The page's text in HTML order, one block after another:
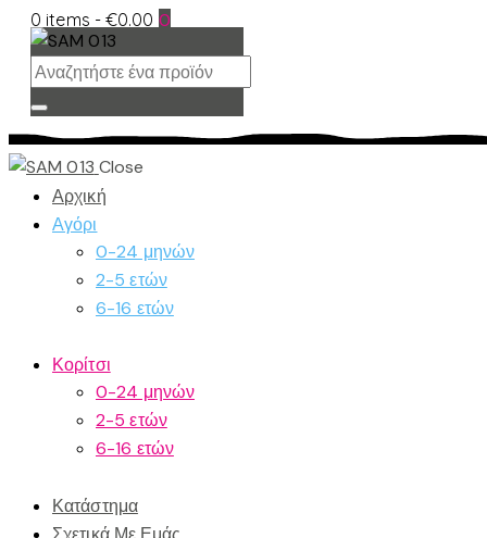
0 items -€0.00 0
Close
Αρχική
Αγόρι
0-24 μηνών
2-5 ετών
6-16 ετών
Κορίτσι
0-24 μηνών
2-5 ετών
6-16 ετών
Κατάστημα
Σχετικά Με Εμάς